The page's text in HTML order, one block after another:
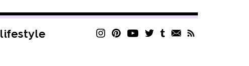
lifestyle